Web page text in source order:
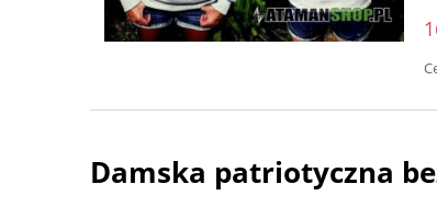
Damska patriotyczna